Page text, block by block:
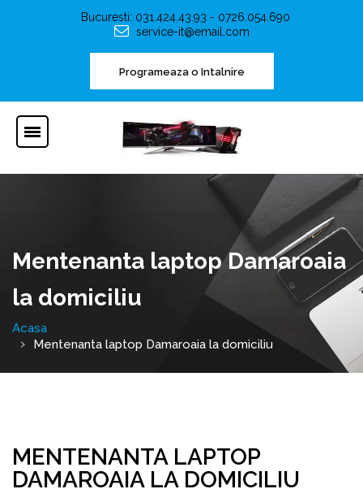
Bucuresti: 031.424.43.93 - 0726.054.690
service-it@email.com
Programeaza o Intalnire
Mentenanta laptop Damaroaia
la domiciliu
Acasa
Mentenanta laptop Damaroaia la domiciliu
MENTENANTA LAPTOP
DAMAROAIA LA DOMICILIU